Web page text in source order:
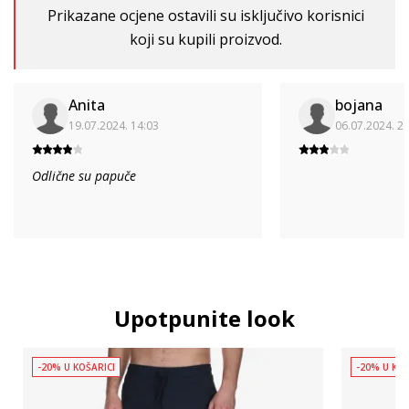
Prikazane ocjene ostavili su isključivo korisnici
koji su kupili proizvod.
Anita
19.07.2024. 14:03
Odlične su papuče
bojana
06.07.2024.
Upotpunite look
-20% U KOŠARICI -20% U